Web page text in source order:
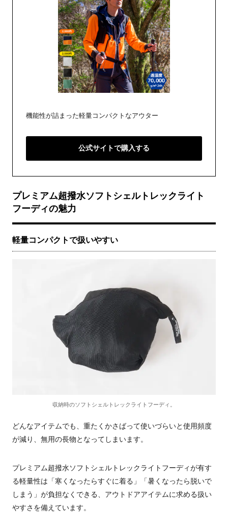
機能性が詰まった軽量コンパクトなアウター
公式サイトで購入する
プレミアム超撥水ソフトシェルトレックライト
フーディの魅力
軽量コンパクトで扱いやすい
収納時のソフトシェルトレックライトフーディ。
どんなアイテムでも、重たくかさばって使いづらいと使用頻度
が減り、無用の長物となってしまいます。
プレミアム超撥水ソフトシェルトレックライトフーディが有す
る軽量性は「寒くなったらすぐに着る」「暑くなったら脱いで
しまう」が負担なくできる、アウトドアアイテムに求める扱い
やすさを備えています。